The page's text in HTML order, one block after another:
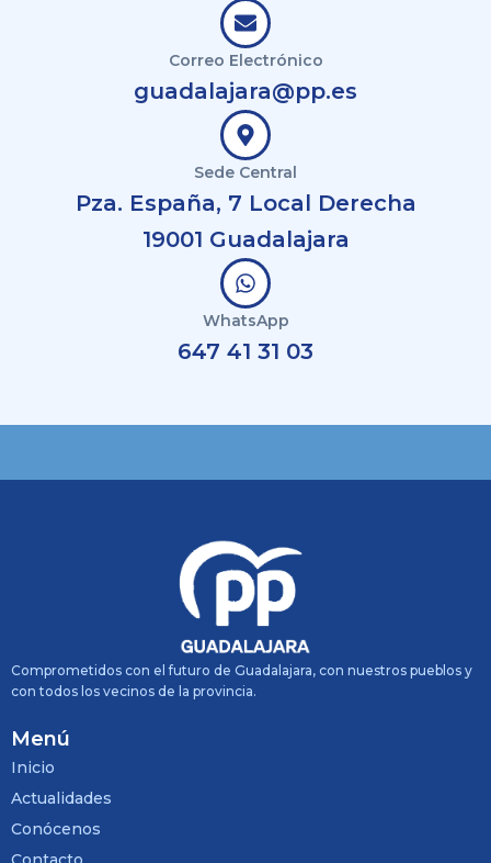
Correo Electrónico
guadalajara@pp.es
Sede Central
Pza. España, 7 Local Derecha
19001 Guadalajara
WhatsApp
647 41 31 03
Comprometidos con el futuro de Guadalajara, con nuestros pueblos y
con todos los vecinos de la provincia.
Menú
Inicio
Actualidades
Conócenos